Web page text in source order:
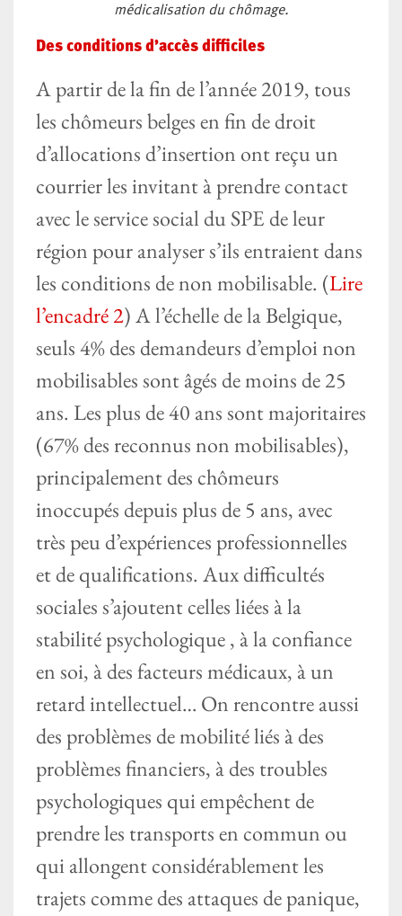
médicalisation du chômage.
Des conditions d’accès difficiles
A partir de la fin de l’année 2019, tous
les chômeurs belges en fin de droit
d’allocations d’insertion ont reçu un
courrier les invitant à prendre contact
avec le service social du SPE de leur
région pour analyser s’ils entraient dans
les conditions de non mobilisable. (Lire
l’encadré 2) A l’échelle de la Belgique,
seuls 4% des demandeurs d’emploi non
mobilisables sont âgés de moins de 25
ans. Les plus de 40 ans sont majoritaires
(67% des reconnus non mobilisables),
principalement des chômeurs
inoccupés depuis plus de 5 ans, avec
très peu d’expériences professionnelles
et de qualifications. Aux difficultés
sociales s’ajoutent celles liées à la
stabilité psychologique , à la confiance
en soi, à des facteurs médicaux, à un
retard intellectuel… On rencontre aussi
des problèmes de mobilité liés à des
problèmes financiers, à des troubles
psychologiques qui empêchent de
prendre les transports en commun ou
qui allongent considérablement les
trajets comme des attaques de panique,